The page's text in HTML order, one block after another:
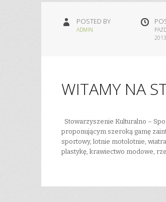
POSTED BY
ADMIN
2013
WITAMY NA
Stowarzyszenie Kulturalno –
proponującym szeroką gamę
sportowy, lotnie motolotnie,
plastykę, krawiectwo modowe,